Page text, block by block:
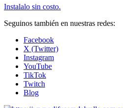
Instalalo sin costo.
Seguinos también en nuestras redes:
Facebook
X (Twitter)
Instagram
YouTube
TikTok
Twitch
Blog